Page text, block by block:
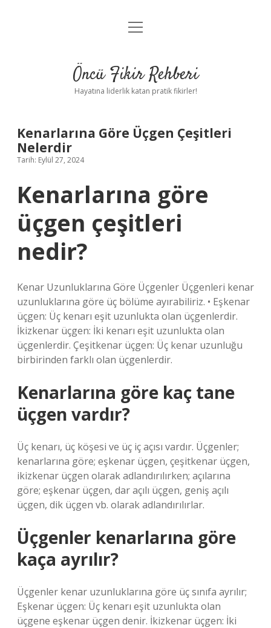
Anasayfa
Yasal Uyarı
menüyü
Öncü Fikir Rehberi
Hayatına liderlik katan pratik fikirler!
Kenarlarına Göre Üçgen Çeşitleri
Nelerdir
Tarih: Eylül 27, 2024
Kenarlarına göre
üçgen çeşitleri
nedir?
Kenar Uzunluklarına Göre Üçgenler Üçgenleri kenar
uzunluklarına göre üç bölüme ayırabiliriz. • Eşkenar
üçgen: Üç kenarı eşit uzunlukta olan üçgenlerdir.
İkizkenar üçgen: İki kenarı eşit uzunlukta olan
üçgenlerdir. Çeşitkenar üçgen: Üç kenar uzunluğu
birbirinden farklı olan üçgenlerdir.
Kenarlarına göre kaç tane
üçgen vardır?
Üç kenarı, üç köşesi ve üç iç açısı vardır. Üçgenler;
kenarlarına göre; eşkenar üçgen, çeşitkenar üçgen,
ikizkenar üçgen olarak adlandırılırken; açılarına
göre; eşkenar üçgen, dar açılı üçgen, geniş açılı
üçgen, dik üçgen vb. olarak adlandırılırlar.
Üçgenler kenarlarına göre
kaça ayrılır?
Üçgenler kenar uzunluklarına göre üç sınıfa ayrılır;
Eşkenar üçgen: Üç kenarı eşit uzunlukta olan
üçgene eşkenar üçgen denir. İkizkenar üçgen: İki